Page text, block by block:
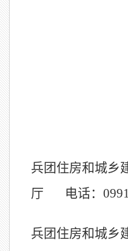
兵团住房和城乡
厅
电话：
兵团住房和城乡